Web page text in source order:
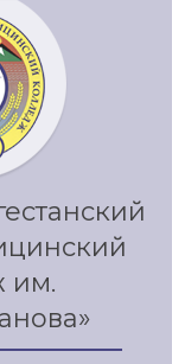
им.